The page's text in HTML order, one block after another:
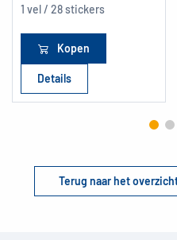
1 vel / 28 stickers
Kopen
Details
Terug naar het